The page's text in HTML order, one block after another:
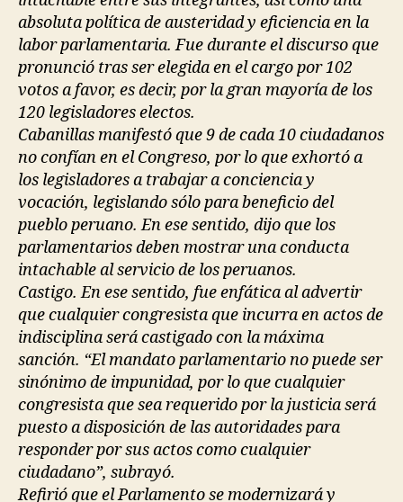
absoluta política de austeridad y eficiencia en la
labor parlamentaria. Fue durante el discurso que
pronunció tras ser elegida en el cargo por 102
votos a favor, es decir, por la gran mayoría de los
120 legisladores electos.
Cabanillas manifestó que 9 de cada 10 ciudadanos
no confían en el Congreso, por lo que exhortó a
los legisladores a trabajar a conciencia y
vocación, legislando sólo para beneficio del
pueblo peruano. En ese sentido, dijo que los
parlamentarios deben mostrar una conducta
intachable al servicio de los peruanos.
Castigo. En ese sentido, fue enfática al advertir
que cualquier congresista que incurra en actos de
indisciplina será castigado con la máxima
sanción. “El mandato parlamentario no puede ser
sinónimo de impunidad, por lo que cualquier
congresista que sea requerido por la justicia será
puesto a disposición de las autoridades para
responder por sus actos como cualquier
ciudadano”, subrayó.
Refirió que el Parlamento se modernizará y